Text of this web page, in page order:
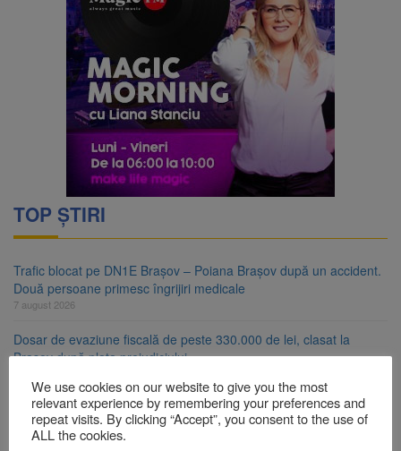
TOP ȘTIRI
Trafic blocat pe DN1E Brașov – Poiana Brașov după un accident.
Două persoane primesc îngrijiri medicale
7 august 2026
Dosar de evaziune fiscală de peste 330.000 de lei, clasat la
Brașov după plata prejudiciului
Primăria Brașov amenință cu sistarea plăților către Brai-Cata și
Comprest. Motivul: platforme de gunoi neigienizate
7 august 2026
We use cookies on our website to give you the most
relevant experience by remembering your preferences and
repeat visits. By clicking “Accept”, you consent to the use of
ALL the cookies.